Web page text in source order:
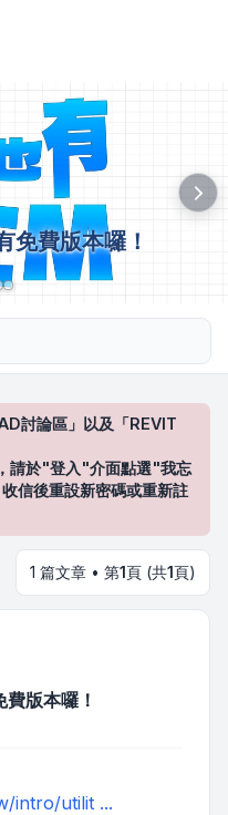
免費版本囉！
討論區」以及「REVIT
請於"登入"介面點選"我忘
信後重設新密碼或重新註
1 篇文章 • 第1頁 (共1頁)
版本囉！
intro/utilit ...